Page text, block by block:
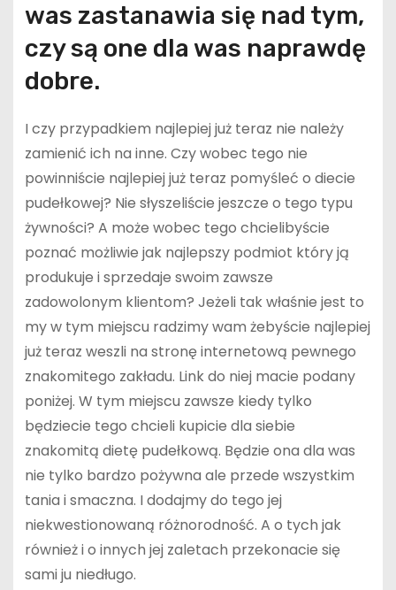
was zastanawia się nad tym,
czy są one dla was naprawdę
dobre.
I czy przypadkiem najlepiej już teraz nie należy
zamienić ich na inne. Czy wobec tego nie
powinniście najlepiej już teraz pomyśleć o diecie
pudełkowej? Nie słyszeliście jeszcze o tego typu
żywności? A może wobec tego chcielibyście
poznać możliwie jak najlepszy podmiot który ją
produkuje i sprzedaje swoim zawsze
zadowolonym klientom? Jeżeli tak właśnie jest to
my w tym miejscu radzimy wam żebyście najlepiej
już teraz weszli na stronę internetową pewnego
znakomitego zakładu. Link do niej macie podany
poniżej. W tym miejscu zawsze kiedy tylko
będziecie tego chcieli kupicie dla siebie
znakomitą dietę pudełkową. Będzie ona dla was
nie tylko bardzo pożywna ale przede wszystkim
tania i smaczna. I dodajmy do tego jej
niekwestionowaną różnorodność. A o tych jak
również i o innych jej zaletach przekonacie się
sami ju niedługo.